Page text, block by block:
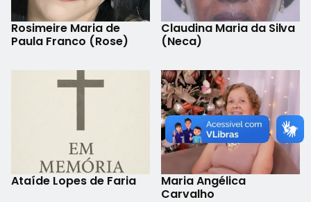
Rosimeire Maria de
Paula Franco (Rose)
Claudina Maria da Silva
(Neca)
Ataíde Lopes de Faria
Maria Angélica
Carvalho